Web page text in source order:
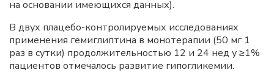
на основании имеющихся данных).
В двух плацебо-контролируемых исследованиях
применения гемиглиптина в монотерапии (50 мг 1
раз в сутки) продолжительностью 12 и 24 нед у ≥1%
пациентов отмечалось развитие гипогликемии.